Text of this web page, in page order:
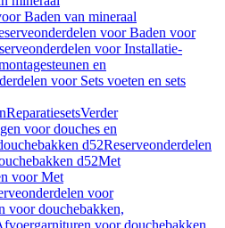
Baden van mineraal
voor Baden voor
voor Installatie-
en
voor Sets voeten en sets
ReparatiesetsVerder
voor douches en
d52Reserveonderdelen
d52Met
voor Met
voor
voor douchebakken,
voor douchebakken,